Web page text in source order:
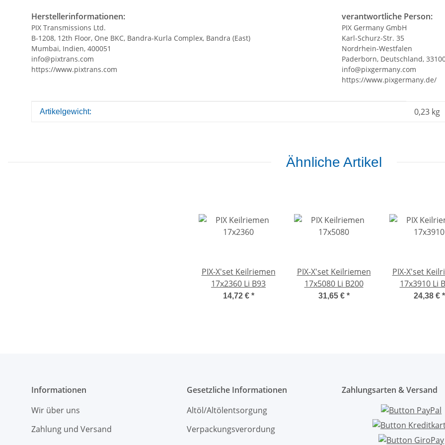
Herstellerinformationen:
PIX Transmissions Ltd.
B-1208, 12th Floor, One BKC, Bandra-Kurla Complex, Bandra (East)
Mumbai, Indien, 400051
info@pixtrans.com
https://www.pixtrans.com
verantwortliche Person:
PIX Germany GmbH
Karl-Schurz-Str. 35
Nordrhein-Westfalen
Paderborn, Deutschland,
info@pixgermany.com
https://www.pixgermany.de/
Produkteigenschaft
Wert
Artikelgewicht: 0,23 kg
Ähnliche Artikel
PIX-X'set Keilriemen
17x2360 Li B93
14,72 € *
PIX-X'set Keilriemen
17x5080 Li B200
31,65 € *
PIX-X'set
17x3910 Li
24,38 € *
Informationen
Wir über uns
Zahlung und Versand
Gesetzliche Informationen
Altöl/Altölentsorgung
Verpackungsverordung
Zahlungsarten & Versand